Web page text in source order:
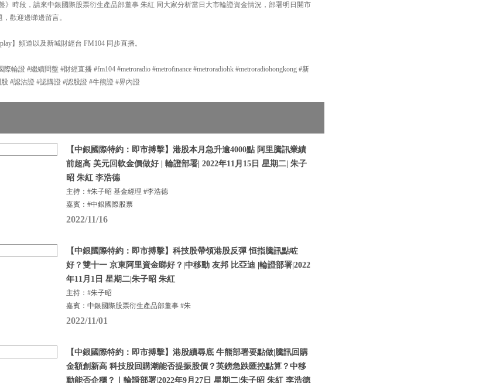
》時段，請來中銀國際股票衍生產品部董事 朱紅 同大家分析當日大市輪證資金情況，部署明日開市
歡迎邊睇邊留言。
】頻道以及新城財經台 FM104 同步直播。
輪證 #繼續問盤 #財經直播 #fm104 #metroradio #metrofinance #metroradiohk #metroradiohongkong #新
#認沽證 #認購證 #認股證 #牛熊證 #界內證
【中銀國際特約：即市搏擊】港股本月急升逾4000點 阿里騰訊業績
前超高 美元回軟金價做好 | 輪證部署| 2022年11月15日 星期二| 朱子
昭 朱紅 李浩德
主持：#朱子昭 基金經理 #李浩德
嘉賓：#中銀國際股票
2022/11/16
【中銀國際特約：即市搏擊】科技股帶領港股反彈 恒指騰訊點咗
好？雙十一 京東阿里資金睇好？|中移動 友邦 比亞迪 |輪證部署|2022
年11月1日 星期二|朱子昭 朱紅
主持：#朱子昭
嘉賓：中銀國際股票衍生產品部董事 #朱
2022/11/01
【中銀國際特約：即市搏擊】港股續尋底 牛熊部署要點做|騰訊回購
金額創新高 科技股回購潮能否提振股價？英鎊急跌匯控點算？中移
動能否企穩？｜輪證部署|2022年9月27日 星期二|朱子昭 朱紅 李浩德